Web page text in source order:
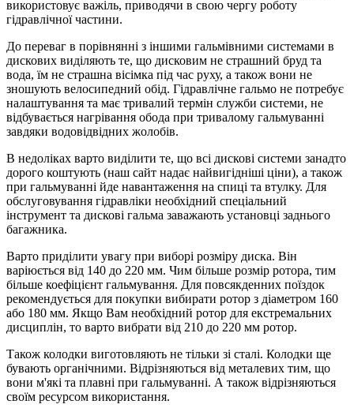
використовує важіль, приводячи в свою чергу роботу
гідравлічної частини.
До переваг в порівнянні з іншими гальмівними системами в
дискових виділяють те, що дисковим не страшний бруд та
вода, їм не страшна вісімка під час руху, а також вони не
зношують велосипедний обід. Гідравлічне гальмо не потребує
налаштування та має тривалий термін служби системи, не
відбувається нагрівання обода при тривалому гальмуванні
завдяки водовідвідних жолобів.
В недоліках варто виділити те, що всі дискові системи занадто
дорого коштують (наш сайт надає найвигідніші ціни), а також
при гальмуванні йде навантаження на спиці та втулку. Для
обслуговування гідравліки необхідний спеціальний
інструмент та дискові гальма заважають установці заднього
багажника.
Варто приділити увагу при виборі розміру диска. Він
варіюється від 140 до 220 мм. Чим більше розмір ротора, тим
більше коефіцієнт гальмування. Для повсякденних поїздок
рекомендується для покупки вибирати ротор з діаметром 160
або 180 мм. Якщо Вам необхідний ротор для екстремальних
дисциплін, то варто вибрати від 210 до 220 мм ротор.
Також колодки виготовляють не тільки зі сталі. Колодки ще
бувають органічними. Відрізняються від металевих тим, що
вони м'які та плавні при гальмуванні. А також відрізняються
своїм ресурсом використання.